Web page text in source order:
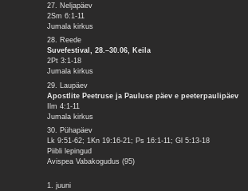
27. Neljapäev
2Sm 6:1-11
Jumala kirkus
28. Reede
Suvefestival, 28.–30.06, Keila
2Pt 3:1-18
Jumala kirkus
29. Laupäev
Apostlite Peetruse ja Pauluse päev e peeterpaulipäev
Ilm 4:1-11
Jumala kirkus
30. Pühapäev
Lk 9:51-62; 1Kn 19:16-21; Ps 16:1-11; Gl 5:13-18
Piibli lepingud
Avispea Vabakogudus (95)
1. juuni